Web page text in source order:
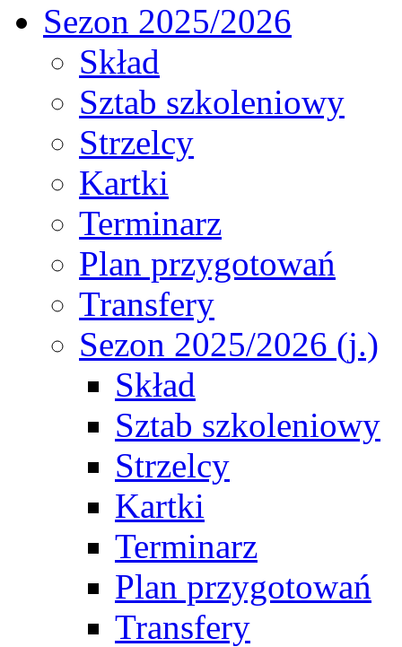
Sezon 2025/2026
Skład
Sztab szkoleniowy
Strzelcy
Kartki
Terminarz
Plan przygotowań
Transfery
Sezon 2025/2026 (j.)
Skład
Sztab szkoleniowy
Strzelcy
Kartki
Terminarz
Plan przygotowań
Transfery